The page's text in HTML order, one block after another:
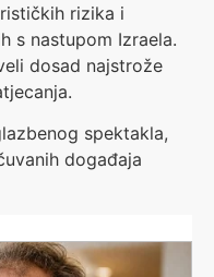
rizika i
s nastupom Izraela.
dosad najstrože
spektakla,
događaja